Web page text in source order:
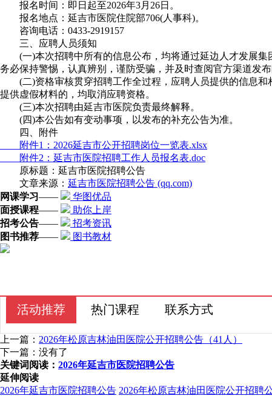
报名时间：即日起至2026年3月26日。
报名地点：延吉市医院住院部706(人事科)。
咨询电话：0433-2919157
三、应聘人员须知
(一)本次招聘中所有的信息公布，均将通过延边人才发展集
务必保持警惕，认真辨别，谨防受骗，并及时查阅官方渠道发布
(二)资格审核贯穿招聘工作全过程，应聘人员提供的信息和
提供虚假材料的，均取消应聘资格。
(三)本次招聘由延吉市医院负责最终解释。
(四)本公告如有变动事项，以发布的补充公告为准。
四、附件
附件1：2026延吉市公开招聘岗位一览表.xlsx
附件2：延吉市医院招聘工作人员报名表.doc
原标题：延吉市医院招聘公告
文章来源： 延吉市医院招聘公告 (qq.com)
网课学习——
华图优品
面授课程——
助你上岸
招考公告——
招考资讯
图书推荐—— 图书教材
活动推荐 热门课程 联系方式
上一篇： 2026年松原吉林油田医院公开招聘公告（41人）
下一篇：没有了
关键词阅读： 2026年延吉市医院招聘公告
延伸阅读
2026年延吉市医院招聘公告 2026年松原吉林油田医院公开招聘